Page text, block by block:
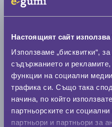
Настоящият сайт
Използваме „бисквитки“,
съдържанието и
функции на социални
трафика си. Също така
начина, по който
партньорските си
партньори и партньори за